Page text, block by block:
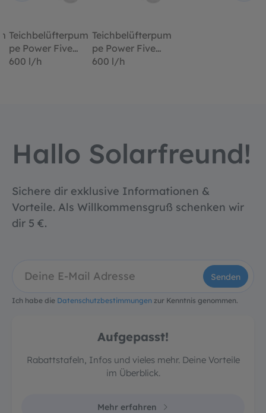
Teichbelüfterpum
pe Power Five
600 l/h
Teichbelüfterpum
pe Power Five
600 l/h
Hallo Solarfreund!
Sichere dir exklusive Informationen &
Vorteile. Als Willkommensgruß schenken wir
dir 5 €.
Senden
Ich habe die Datenschutzbestimmungen zur Kenntnis genommen.
Aufgepasst!
Rabattstafeln, Infos und vieles mehr. Deine Vorteile
im Überblick.
Mehr erfahren